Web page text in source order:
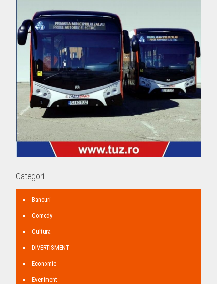
Categorii
Bancuri
Comedy
Cultura
DIVERTISMENT
Economie
Eveniment